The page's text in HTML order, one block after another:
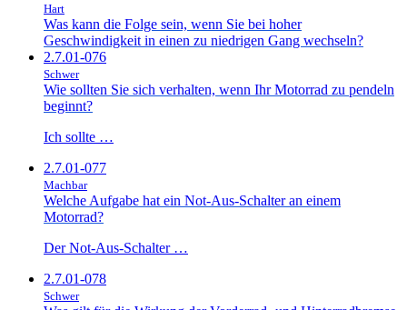
Hart
Was kann die Folge sein, wenn Sie bei hoher
Geschwindigkeit in einen zu niedrigen Gang wechseln?
2.7.01-076
Schwer
Wie sollten Sie sich verhalten, wenn Ihr Motorrad zu pendeln
beginnt?
Ich sollte …
2.7.01-077
Machbar
Welche Aufgabe hat ein Not-Aus-Schalter an einem
Motorrad?
Der Not-Aus-Schalter …
2.7.01-078
Schwer